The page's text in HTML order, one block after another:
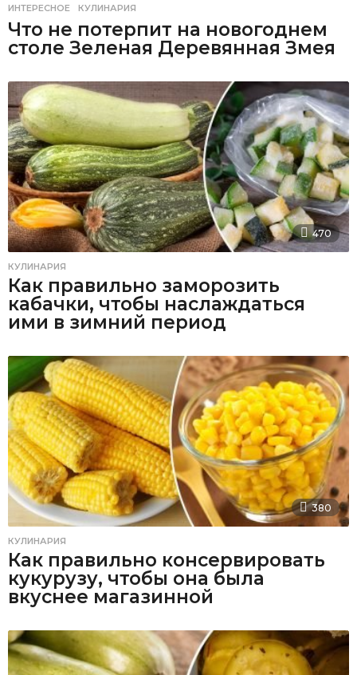
ИНТЕРЕСНОЕ ,КУЛИНАРИЯ
Что не потерпит на новогоднем
столе Зеленая Деревянная Змея
470
КУЛИНАРИЯ
Как правильно заморозить
кабачки, чтобы наслаждаться
ими в зимний период
380
КУЛИНАРИЯ
Как правильно консервировать
кукурузу, чтобы она была
вкуснее магазинной